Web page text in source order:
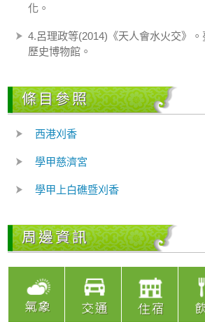
化。
4.呂理政等(2014)《天人會水火交》
歷史博物館。
條目參照
西港刈香
學甲慈濟宮
學甲上白礁暨刈香
周邊資訊